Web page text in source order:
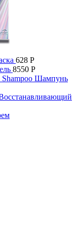
628 Р
8550 Р
Shampoo Шампунь